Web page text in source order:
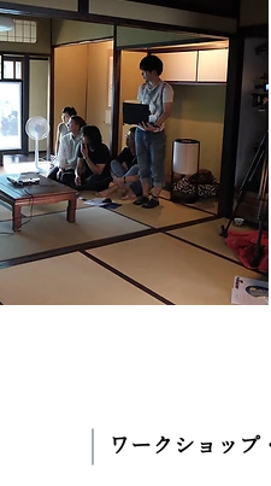
ワークショップ